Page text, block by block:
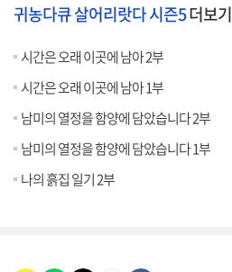
귀농다큐 살어리랏다 시즌5더보기
시간은 오래 이곳에 남아 2부
시간은 오래 이곳에 남아 1부
남미의 열정을 함양에 담았습니다 2부
남미의 열정을 함양에 담았습니다 1부
나의 흙집 일기 2부